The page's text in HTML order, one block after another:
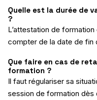
Quelle est la durée de
?
L’attestation de
compter de la date de fin
Que faire en cas de
formation ?
Il faut régulariser sa
session de formation dès